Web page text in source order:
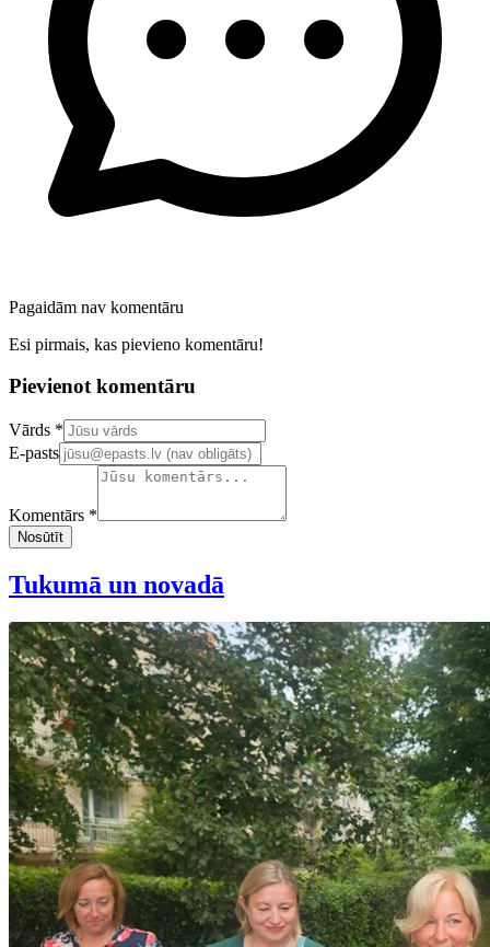
Pagaidām nav komentāru
Esi pirmais, kas pievieno komentāru!
Pievienot komentāru
Confirm your email address
Vārds *
E-pasts
Komentārs *
Nosūtīt
Tukumā un novadā